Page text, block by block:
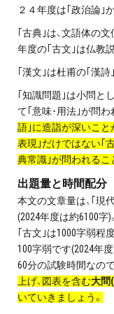
２４年度は｢政治論｣
｢古典｣は、文語体の
年度の｢古文｣は仏教
｢漢文｣は杜甫の｢漢詩
｢知識問題｣は小問と
て｢意味･用法｣が問わ
語｣に造詣が深いこと
表現｣だけではない｢
典常識｣が問われるこ
出題量と時間配分
本文の文章量は、｢現
(2024年度は約6100字)。
｢古文｣は1000字弱程
100字弱です(2024年度
60分の試験時間なので
上げ、図表を含む大問
いていきましょう。